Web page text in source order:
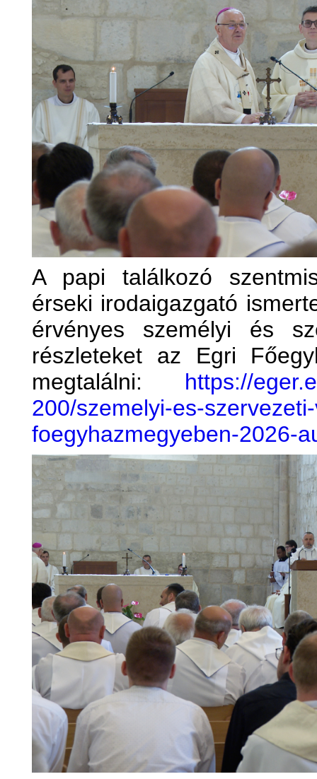
A papi találkozó
érseki irodaigazgató
érvényes személyi és
részleteket az Egri
megtalálni: https://
200/szemelyi-es-
foegyhazmegyeben-2026-